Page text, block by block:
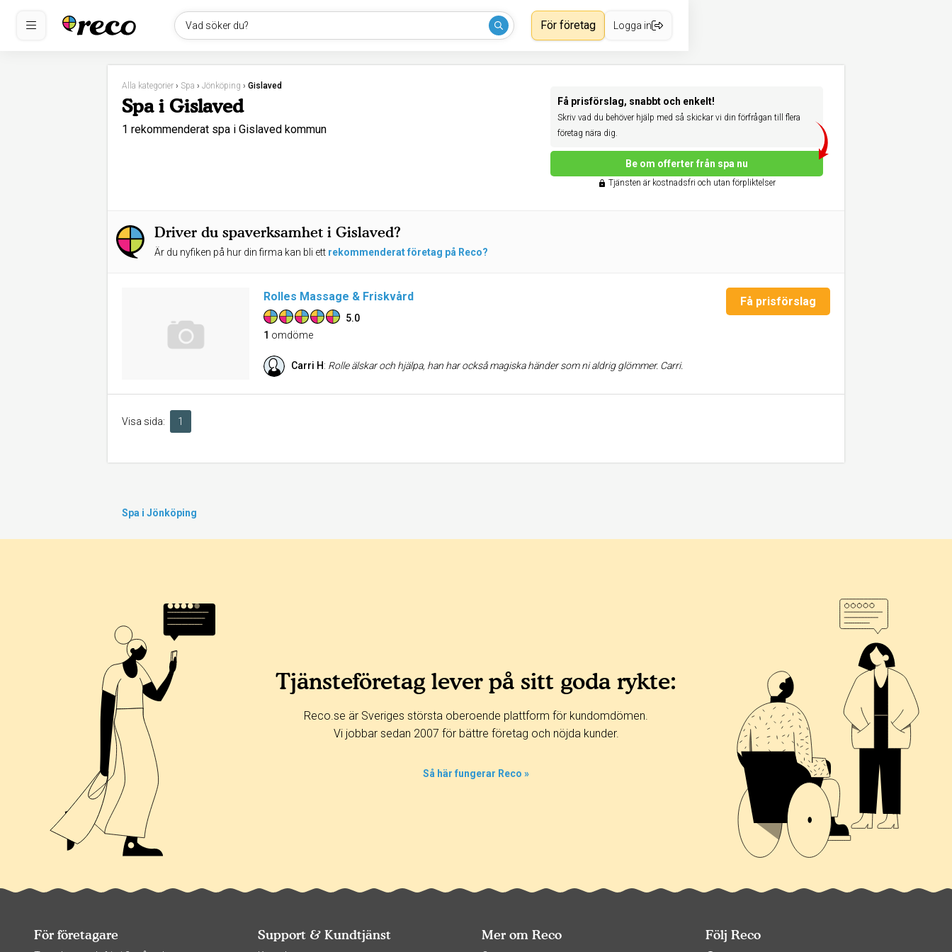
Vad söker du? För företag Logga in
Alla kategorier › Spa › Jönköping › Gislaved
Spa i Gislaved
1 rekommenderat spa i Gislaved kommun
Få prisförslag, snabbt och enkelt!
Skriv vad du behöver hjälp med så skickar vi din förfrågan till flera
företag nära dig.
Be om offerter från spa nu
Tjänsten är kostnadsfri och utan förpliktelser
Driver du spaverksamhet i Gislaved?
Är du nyfiken på hur din firma kan bli ett rekommenderat företag på Reco?
Rolles Massage & Friskvård
5.0
1 omdöme
Få prisförslag
Carri H: Rolle älskar och hjälpa, han har också magiska händer som ni aldrig glömmer. Carri.
Visa sida: 1
Spa i Jönköping
Tjänsteföretag lever på sitt goda rykte:
Reco.se är Sveriges största oberoende plattform för kundomdömen.
Vi jobbar sedan 2007 för bättre företag och nöjda kunder.
Så här fungerar Reco »
För företagare Support & Kundtjänst Mer om Reco Följ Reco